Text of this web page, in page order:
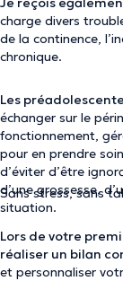
charge divers
de la continence,
chronique.
Les
échanger sur le
fonctionnement,
pour en prendre
d’éviter d’être
d’une grossesse,
situation.
Sans stress, sans
Lors de votre
réaliser un bilan
et personnaliser